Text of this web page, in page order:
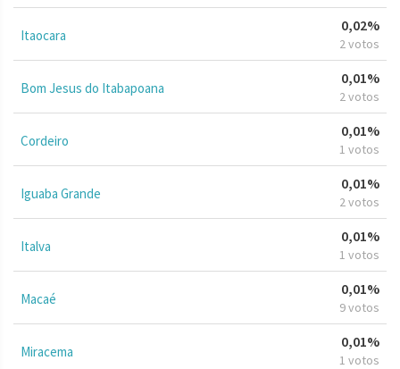
Itaocara
0,02%
2 votos
Bom Jesus do Itabapoana
0,01%
2 votos
Cordeiro
0,01%
1 votos
Iguaba Grande
0,01%
2 votos
Italva
0,01%
1 votos
Macaé
0,01%
9 votos
Miracema
0,01%
1 votos